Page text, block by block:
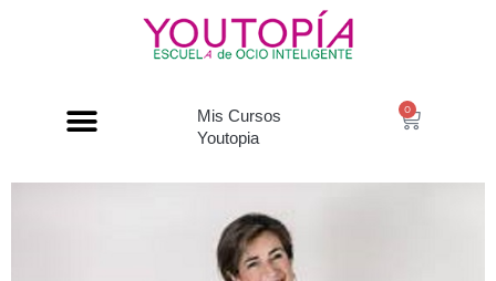
Mis Cursos
Youtopia
0